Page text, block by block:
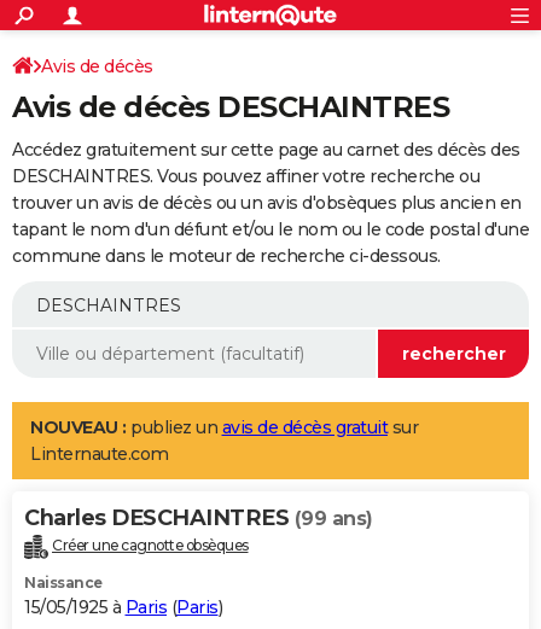
ACTUALITÉS
Politique
Société
Faits Divers
Education
Monde
Villes
+
SPORT
Coupe du monde 2026
Football
Tennis
Cyclisme
Rugby
Forum
Programme TV
TNT
Streaming
Cinéma
Sorties cinéma
Musique
+
FINANCE
Retraite
Epargne
Immobilier
Risques naturels par ville
Assurance
AUTO
Essais
Réserver un essai
Citadines
Berlines
SUV
Forum auto
+
Mobiles
Meilleur smartphone
Internet
Ordinateurs
Jeux vidéo
Guide high-tech
Aménagement intérieur
LIFESTYLE
Art de vivre
Bien-être
Loisirs
Mode
Modes de vie
Alimentation
Guide de la santé
Maladies
Médicaments
Sommeil
VOYAGE
Destinations
City break
Voyage nature
Voyage de noces
Forum
Climat
+PHOTO
GUIDES D'ACHAT
Avis de décès
Avis de décès DESCHAINTRES
Accédez gratuitement sur cette page au carnet des décès des
DESCHAINTRES. Vous pouvez affiner votre recherche ou
trouver un avis de décès ou un avis d'obsèques plus ancien en
tapant le nom d'un défunt et/ou le nom ou le code postal d'une
commune dans le moteur de recherche ci-dessous.
NOUVEAU : publiez un avis de décès gratuitsur
Linternaute.com
Charles DESCHAINTRES (99 ans)
Créer une cagnotte obsèques
Naissance
15/05/1925 à Paris (Paris)